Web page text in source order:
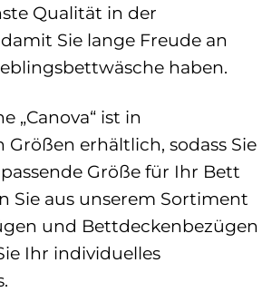
Qualität in der
Sie lange Freude an
haben.
„Canova“ ist in
Größen erhältlich, sodass Sie
Größe für Ihr Bett
Sie aus unserem Sortiment
und Bettdeckenbezügen
Ihr individuelles